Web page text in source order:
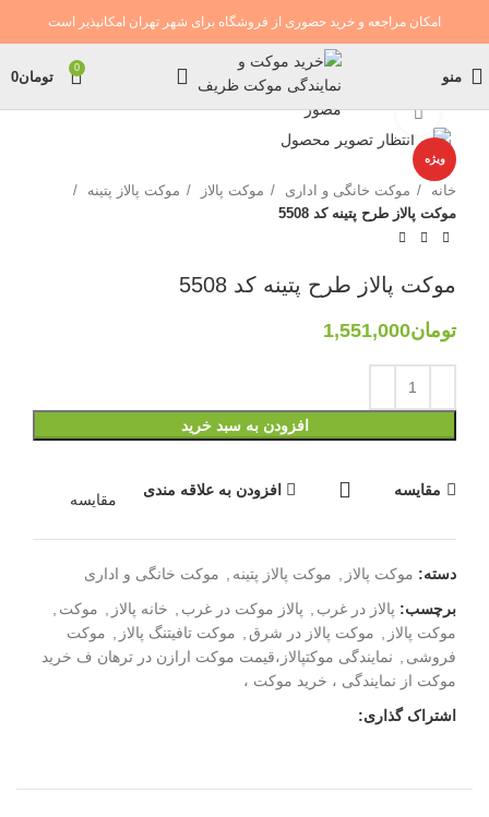
امکان مراجعه و خرید حضوری از فروشگاه برای شهر تهران امکانپذیر است
منو
0
تومان0
ویژه
بزرگنمایی تصویر
خانه موکت خانگی و اداری موکت پالاز
موکت پالاز پتینه
موکت پالاز طرح پتینه کد 5508
موکت پالاز طرح پتینه کد 5508
تومان1,551,000
افزودن به سبد خرید
مقایسه افزودن به علاقه مندی
مقایسه
دسته: موکت پالاز موکت پالاز پتینه
موکت خانگی و اداری
برچسب: پالاز در غرب پالاز موکت در غرب خانه پالاز موکت
موکت پالاز
موکت پالاز در شرق موکت تافیتنگ پالاز
موکت
فروشی
نمایندگی موکتپالاز،قیمت موکت ارازن در ترهان ف خرید
موکت از نمایندگی ، خرید موکت ،
اشتراک گذاری: